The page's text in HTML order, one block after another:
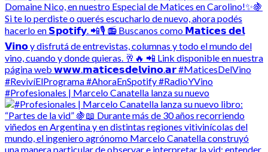
#Profesionales | Marcelo Canatella lanza su nuevo